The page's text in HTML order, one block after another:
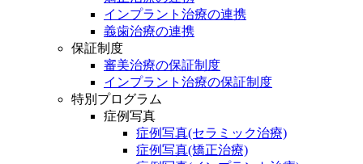
インプラント治療の連携
義歯治療の連携
保証制度
審美治療の保証制度
インプラント治療の保証制度
特別プログラム
症例写真
症例写真(セラミック治療)
症例写真(矯正治療)